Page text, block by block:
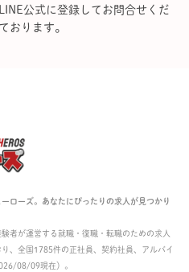
公式に登録してお問合せくだ
おります。
ローズ。あなたにぴったりの求人が見つかり
者が運営する就職・復職・転職のための求人
、全国1785件の正社員、契約社員、アルバイ
08/09現在）。